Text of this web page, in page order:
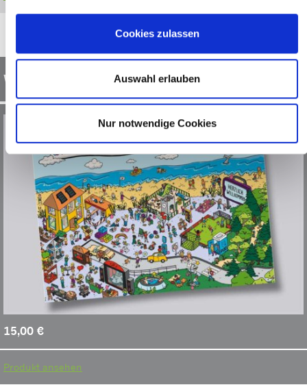
Cookies zulassen
Auswahl erlauben
Nur notwendige Cookies
Wimmelbild DIN A2-Poster
15,00 €
Produkt ansehen